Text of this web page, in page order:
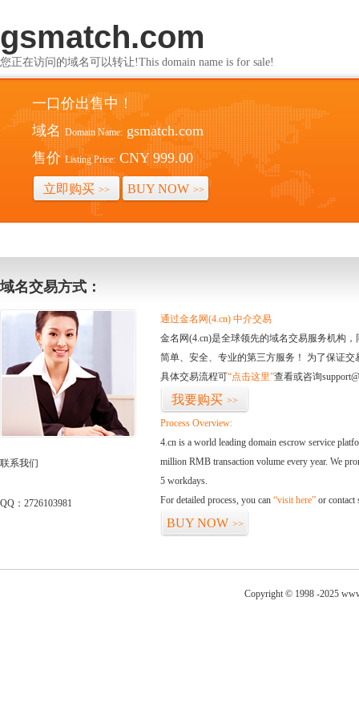
gsmatch.com
您正在访问的域名可以转让!This domain name is for sale!
一口价出售中！
域名 Domain Name: gsmatch.com
售价 Listing Price: CNY 999.00
立即购买 >> BUY NOW >>
域名交易方式：
联系我们
QQ：2726103981
通过金名网(4.cn) 中介交易
金名网(4.cn)是全球领先的域名交易服务机构
简单、安全、专业的第三方服务！ 为了保证
具体交易流程可“点击这里”查看或咨询
我要购买 >>
Process Overview:
4.cn is a world leading domain escrow service
million RMB transaction volume every year. We
5 workdays.
For detailed process, you can “visit here” or contact
BUY NOW >>
Copyright © 1998 -2025